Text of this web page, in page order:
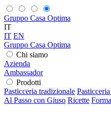
Gruppo Casa Optima
IT
IT EN
Gruppo Casa Optima
Chi siamo
Azienda
Ambassador
Prodotti
Pasticceria tradizionale
Al Passo con Giuso Ricette